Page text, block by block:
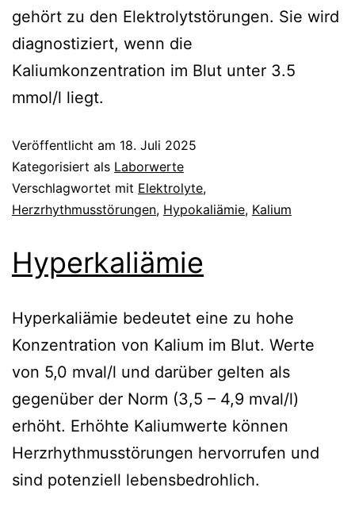
gehört zu den Elektrolytstörungen. Sie wird
diagnostiziert, wenn die
Kaliumkonzentration im Blut unter 3.5
mmol/l liegt.
Veröffentlicht am 18. Juli 2025
Kategorisiert als Laborwerte
Verschlagwortet mit Elektrolyte,
Herzrhythmusstörungen, Hypokaliämie, Kalium
Hyperkaliämie
Hyperkaliämie bedeutet eine zu hohe
Konzentration von Kalium im Blut. Werte
von 5,0 mval/l und darüber gelten als
gegenüber der Norm (3,5 – 4,9 mval/l)
erhöht. Erhöhte Kaliumwerte können
Herzrhythmus­störungen hervorrufen und
sind potenziell lebensbedrohlich.